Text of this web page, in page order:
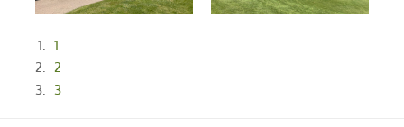
1
2
3